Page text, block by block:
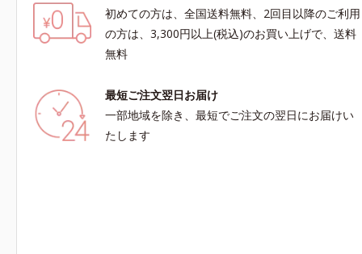
初めての方は、全国送料無料、2回目以降のご利用
の方は、3,300円以上(税込)のお買い上げで、送料
無料
最短ご注文翌日お届け
一部地域を除き、最短でご注文の翌日にお届けい
たします